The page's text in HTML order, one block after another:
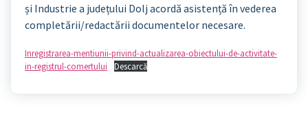
și Industrie a județului Dolj acordă asistență în vederea
completării/redactării documentelor necesare.
Inregistrarea-mentiunii-privind-actualizarea-obiectului-de-activitate-
in-registrul-comertului
Descarcă